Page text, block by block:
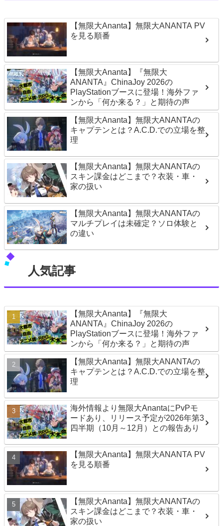
【無限大Ananta】無限大ANANTA PV
を見る順番
【無限大Ananta】『無限大
ANANTA』ChinaJoy 2026の
PlayStationブースに登場！海外ファ
ンから「何か来る？」と期待の声
【無限大Ananta】無限大ANANTAの
キャプテンとは？A.C.D.での立場を整
理
【無限大Ananta】無限大ANANTAの
スキン課金はどこまで？衣装・車・
家の扱い
【無限大Ananta】無限大ANANTAの
マルチプレイは未確定？ソロ体験と
の違い
人気記事
【無限大Ananta】『無限大
ANANTA』ChinaJoy 2026の
PlayStationブースに登場！海外ファ
ンから「何か来る？」と期待の声
【無限大Ananta】無限大ANANTAの
キャプテンとは？A.C.D.での立場を整
理
海外情報より無限大AnantaにPvPモ
ードあり、リリース予定が2026年第3
四半期（10月～12月）との報告あり
【無限大Ananta】無限大ANANTA PV
を見る順番
【無限大Ananta】無限大ANANTAの
スキン課金はどこまで？衣装・車・
家の扱い